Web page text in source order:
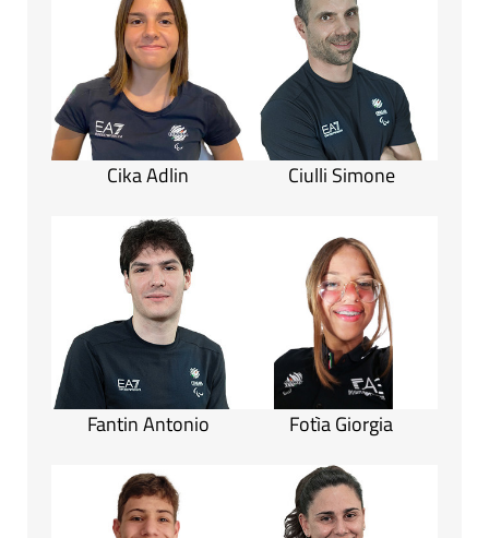
Cika Adlin Ciulli Simone
Fantin Antonio Fotìa Giorgia